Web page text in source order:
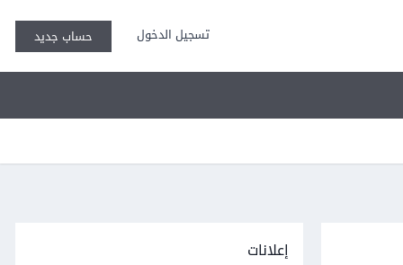
تسجيل الدخول حساب جديد
إعلانات